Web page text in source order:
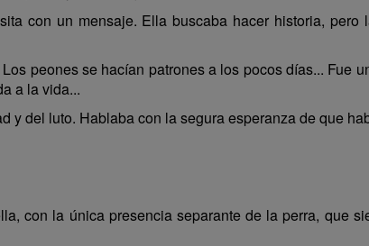
con un mensaje. Ella buscaba hacer historia,
peones se hacían patrones a los pocos días... Fue
a la vida...
y del luto. Hablaba con la segura esperanza de que
con la única presencia separante de la perra, que